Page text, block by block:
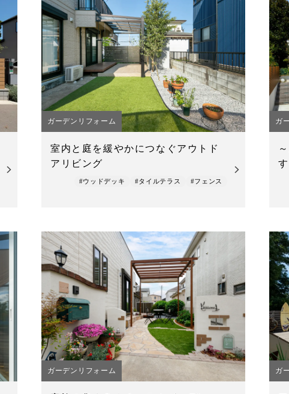
ガーデンリフォーム
室内と庭を緩やかにつなぐアウトド
アリビング
#ウッドデッキ #タイルテラス #フェンス
ガ
ガーデンリフォーム ガ